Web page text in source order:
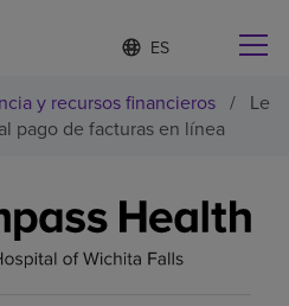
Lista
de
idiomas
contraída
d
o
m
e
c
y recursos financieros / Le
pago de facturas en línea